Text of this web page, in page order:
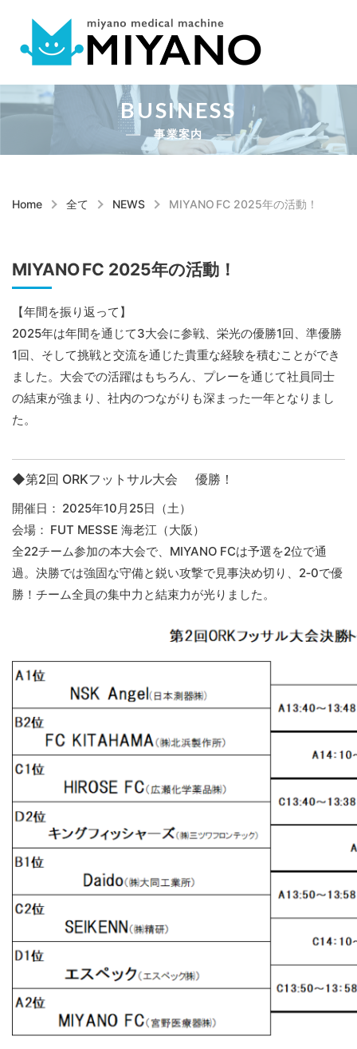
BUSINESS
事業案内
Home 全て NEWS MIYANO FC 2025年の活動！
MIYANO FC 2025年の活動！
【年間を振り返って】
2025年は年間を通じて3大会に参戦、栄光の優勝1回、準優勝
1回、そして挑戦と交流を通じた貴重な経験を積むことができ
ました。大会での活躍はもちろん、プレーを通じて社員同士
の結束が強まり、社内のつながりも深まった一年となりまし
た。
◆第2回 ORKフットサル大会 優勝！
開催日： 2025年10月25日（土）
会場： FUT MESSE 海老江（大阪）
全22チーム参加の本大会で、MIYANO FCは予選を2位で通
過。決勝では強固な守備と鋭い攻撃で見事決め切り、2‑0で優
勝 ！チーム全員の集中力と結束力が光りました。